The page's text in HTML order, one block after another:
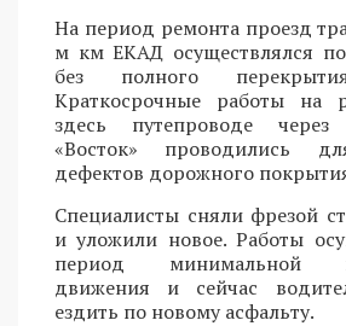
На период ремонта проезд
м км ЕКАД осуществлялся
без полного
Краткосрочные работы на
здесь путепроводе
«Восток» проводились
дефектов дорожного
Специалисты сняли фрезой
и уложили новое. Работы
период минимальной
движения и сейчас
ездить по новому асфальту.